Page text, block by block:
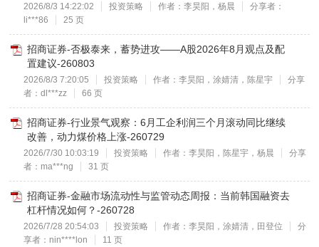
2026/8/3 14:22:02 投资策略 作者：李昊阳，杨晨
分享者：
li***86
25 页
招商证券-否极泰来，蓄势进攻——A股2026年8月观点及配
置建议-260803
2026/8/3 7:20:05 投资策略 作者：李昊阳，涂婧清，陈星宇
分享
者：dl***zz
66 页
招商证券-行业景气观察：6月工企利润三个月滚动同比继续
改善，动力煤价格上涨-260729
2026/7/30 10:03:19 投资策略 作者：李昊阳，陈星宇，杨晨
分享
者：ma***ng
31 页
招商证券-金融市场流动性与监管动态周报：当前韩国融资去
杠杆情况如何？-260728
2026/7/28 20:54:03 投资策略 作者：李昊阳，涂婧清，田登位
分
享者：nin****lon
11 页